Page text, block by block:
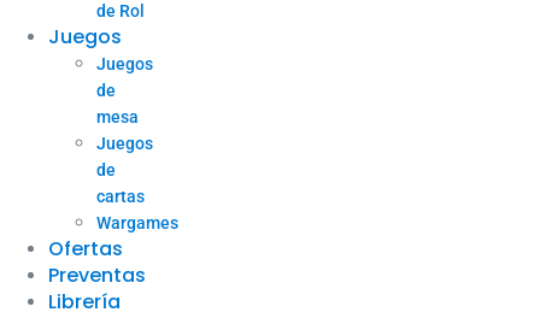
de Rol
Juegos
Juegos
de
mesa
Juegos
de
cartas
Wargames
Ofertas
Preventas
Librería